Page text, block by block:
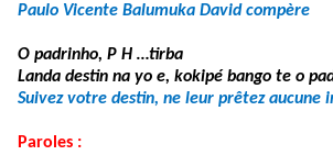
Paulo Vicente Balumuka David compère
O padrinho, P H …tirba
Landa destin na yo e, kokipé bango te o
Suivez votre destin, ne leur prêtez aucune
Paroles :